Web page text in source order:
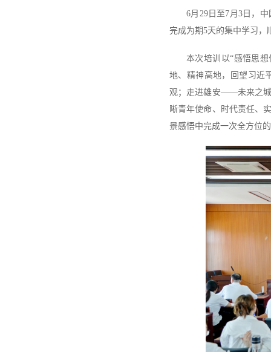
6月29日至7月3日，
完成为期5天的集中学习，
本次培训以“感悟思
地、精神高地，回望习近
观；走进雄安——未来之城
晰青年使命、时代责任、
景感悟中完成一次全方位